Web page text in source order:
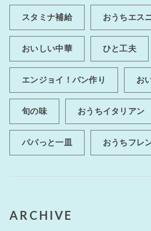
スタミナ補給 おうちエス
おいしい中華 ひと工夫
エンジョイ！パン作り お
旬の味 おうちイタリアン
パパっと一皿 おうちフレ
ARCHIVE